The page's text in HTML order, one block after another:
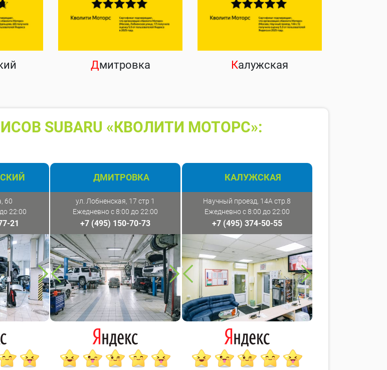
Дмитровка Калужская
SUBARU «КВОЛИТИ МОТОРС»:
60
22:00
21
ДМИТРОВКА
ул. Лобненская, 17 стр 1
Ежедневно с 8:00 до 22:00
+7 (495) 150-70-73
КАЛУЖСКАЯ
Научный проезд, 14А стр.8
Ежедневно с 8:00 до 22:00
+7 (495) 374-50-55